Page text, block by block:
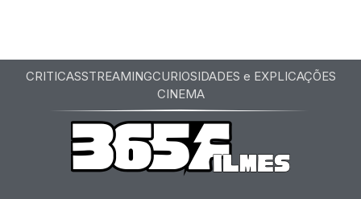
CRITICASSTREAMINGCURIOSIDADES e EXPLICAÇÕES
CINEMA